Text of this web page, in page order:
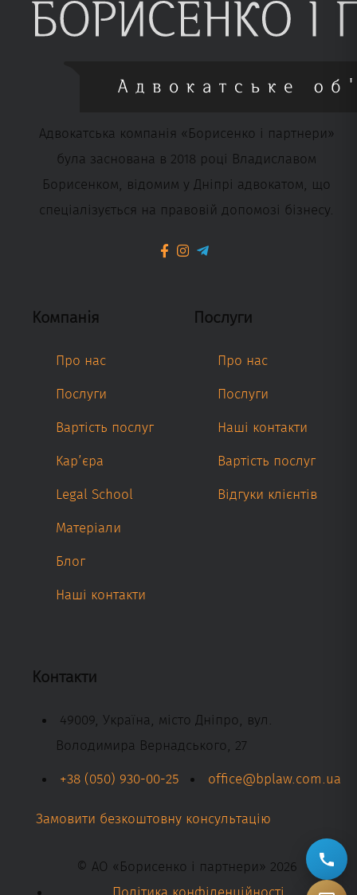
Адвокатська компанія «Борисенко і партнери»
була заснована в 2018 році Владиславом
Борисенком, відомим у Дніпрі адвокатом, що
спеціалізується на правовій допомозі бізнесу.
Компанія
Про нас
Послуги
Вартість послуг
Кар’єра
Legal School
Матеріали
Блог
Наші контакти
Послуги
Про нас
Послуги
Наші контакти
Вартість послуг
Відгуки клієнтів
Контакти
49009, Україна, місто Дніпро, вул.
Володимира Вернадського, 27
+38 (050) 930-00-25
office@bplaw.com.ua
Замовити безкоштовну консультацію
© АО «Борисенко і партнери» 2026